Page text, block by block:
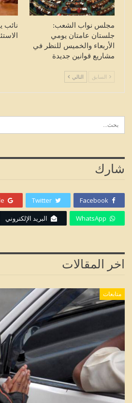
مجلس نواب الشعب:
جلستان عامتان يومي
الأربعاء والخميس للنظر في
مشاريع قوانين جديدة
نائب
السابق التالي
شارك
Facebook
Twitter
WhatsApp البريد الإلكتروني
اخر المقالات
متابعات